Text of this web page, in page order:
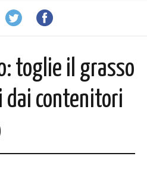
toglie il grasso
contenitori